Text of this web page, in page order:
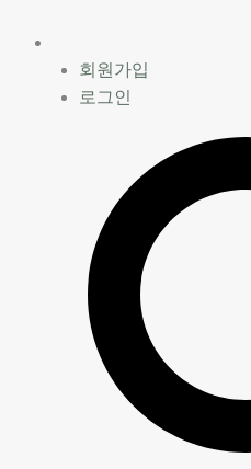
회원가입
로그인